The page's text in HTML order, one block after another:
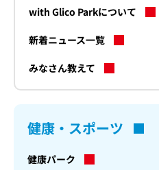
with Glico Parkについて
新着ニュース一覧
みなさん教えて
健康・スポーツ
健康パーク